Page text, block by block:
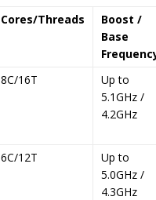
Cores/Threads Boost /
Base
8C/16T
Up to
5.1GHz /
4.2GHz
6C/12T
Up to
5.0GHz /
4.3GHz